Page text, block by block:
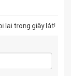
lại trong giây lát!